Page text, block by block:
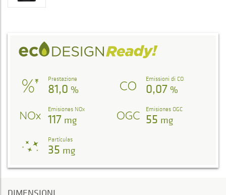
Prestazione
81,0 %
Emissioni di CO
0,07 %
Emisiones NOx
117 mg
Emisiones OGC
55 mg
Partículas
35 mg